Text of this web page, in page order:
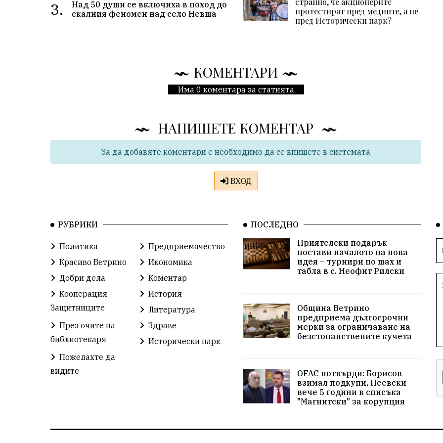
3.
Над 50 души се включиха в поход до
скалния феномен над село Невша
протестират пред медиите, а не
пред Исторически парк?
КОМЕНТАРИ
Има 0 коментара за статията
НАПИШЕТЕ КОМЕНТАР
За да добавяте коментари е необходимо да се впишете в системата
ВХОД
РУБРИКИ
Политика
Предприемачество
Красиво Ветрино
Икономика
Добри дела
Коментар
Кооперация
Защитниците
История
Литература
През очите на
библиотекаря
Здраве
Исторически парк
Пожелахте да
видите
ПОСЛЕДНО
Приятелски подарък
постави началото на нова
идея – турнири по шах и
табла в с. Неофит Рилски
Община Ветрино
предприема дългосрочни
мерки за ограничаване на
безстопанствените кучета
OFAC потвърди: Борисов
взимал подкупи, Пеевски
вече 5 години в списъка
"Магнитски" за корупция